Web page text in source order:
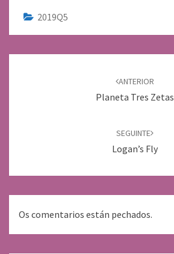
2019Q5
ANTERIOR
Planeta Tres Zetas
SEGUINTE
Logan’s Fly
Os comentarios están pechados.